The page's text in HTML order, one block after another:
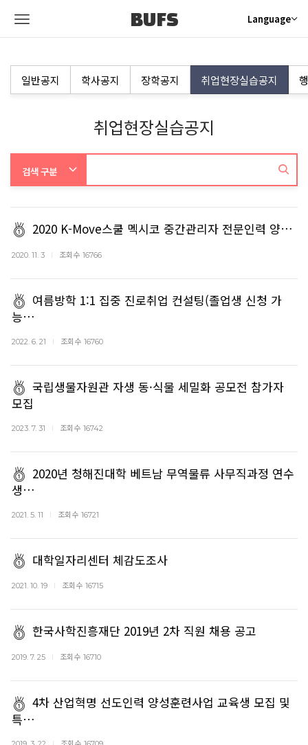
BUFS Language
일반공지 학사공지 장학공지 취업현장실습공지
취업현장실습공지
2020 K-Move스쿨 멕시코 중간관리자 전문인력 양…
2020. 11. 3 조회수 16766
여름방학 1:1 집중 진로취업 컨설팅(졸업생 신청 가
능…
2022. 6. 21 조회수 16760
국립생물자원관 자생 동·식물 세밀화 공모전 참가자
모집
2023. 7. 31 조회수 16742
2020년 청해진대학 베트남 무역물류 사무직과정 연수
생…
2021. 5. 11 조회수 16721
대학일자리센터 체감도조사
2021. 10. 19 조회수 16715
한국사학진흥재단 2019년 2차 직원 채용 공고
2019. 7. 25 조회수 16710
4차 산업혁명 선도인력 양성훈련사업 교육생 모집 및
특…